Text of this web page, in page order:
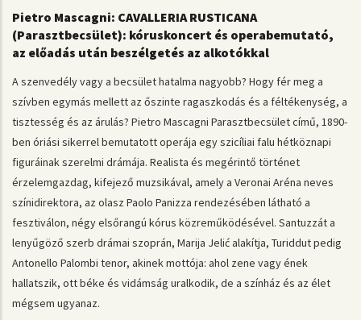
Pietro Mascagni: CAVALLERIA RUSTICANA
(Parasztbecsület): kóruskoncert és operabemutató,
az előadás után beszélgetés az alkotókkal
A szenvedély vagy a becsület hatalma nagyobb? Hogy fér meg a
szívben egymás mellett az őszinte ragaszkodás és a féltékenység, a
tisztesség és az árulás? Pietro Mascagni Parasztbecsület című, 1890-
ben óriási sikerrel bemutatott operája egy szicíliai falu hétköznapi
figuráinak szerelmi drámája. Realista és megérintő történet
érzelemgazdag, kifejező muzsikával, amely a Veronai Aréna neves
színidirektora, az olasz Paolo Panizza rendezésében látható a
fesztiválon, négy elsőrangú kórus közreműködésével. Santuzzát a
lenyűgöző szerb drámai szoprán, Marija Jelić alakítja, Turiddut pedig
Antonello Palombi tenor, akinek mottója: ahol zene vagy ének
hallatszik, ott béke és vidámság uralkodik, de a színház és az élet
mégsem ugyanaz.